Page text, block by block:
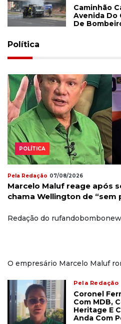
Caminhão
Avenida Do
De
Política
POLÍTICA
Pela Redação 07/08/2026
Marcelo Maluf reage após
chama Wellington de “sem
Redação do
O empresário Marcelo Maluf
Pela Redação
Coronel
Com MDB,
Heritage E
Anda Com